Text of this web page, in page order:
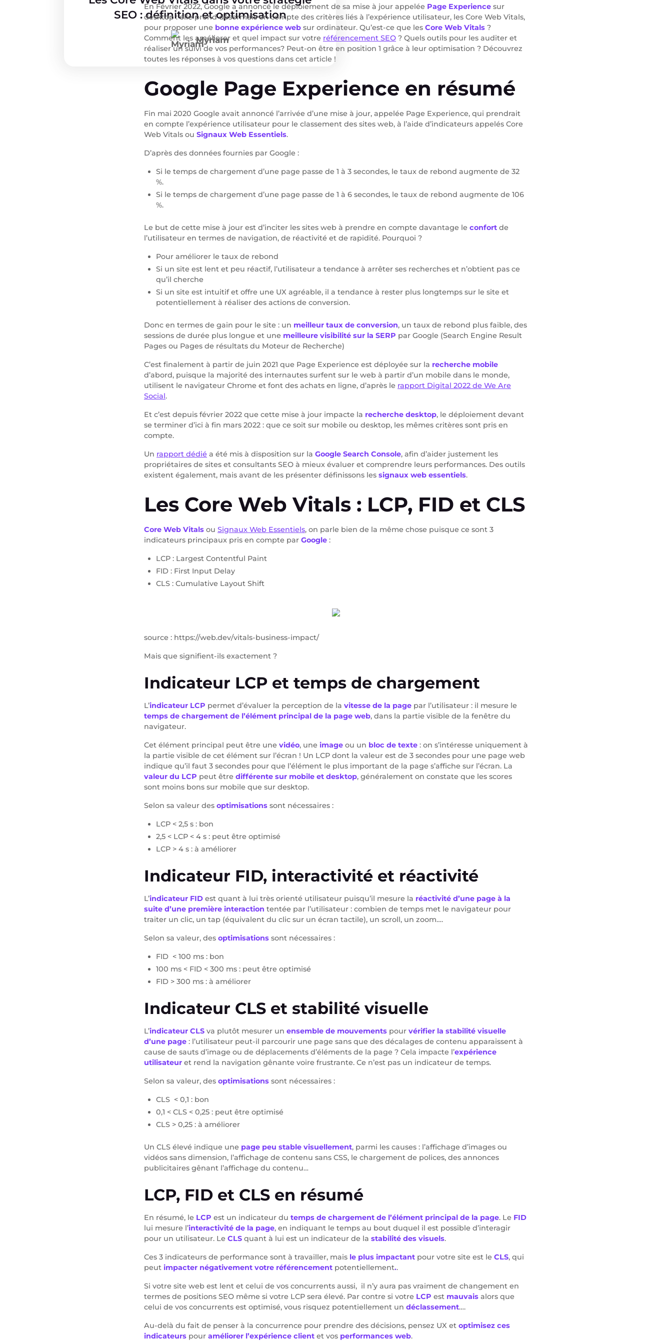
SEO : définition et optimisation
Myriam
En Février 2022, Google a annoncé le déploiement de sa mise à jour appelée Page Experience sur
desktop : elle prend désormais en compte des critères liés à l’expérience utilisateur, les Core Web Vitals,
pour proposer une bonne expérience web sur ordinateur. Qu’est-ce que les Core Web Vitals ?
Comment les améliorer et quel impact sur votre référencement SEO ? Quels outils pour les auditer et
réaliser un suivi de vos performances? Peut-on être en position 1 grâce à leur optimisation ? Découvrez
toutes les réponses à vos questions dans cet article !
Google Page Experience en résumé
Fin mai 2020 Google avait annoncé l’arrivée d’une mise à jour, appelée Page Experience, qui prendrait
en compte l’expérience utilisateur pour le classement des sites web, à l’aide d’indicateurs appelés Core
Web Vitals ou Signaux Web Essentiels.
D’après des données fournies par Google :
Si le temps de chargement d’une page passe de 1 à 3 secondes, le taux de rebond augmente de 32
%.
Si le temps de chargement d’une page passe de 1 à 6 secondes, le taux de rebond augmente de 106
%.
Le but de cette mise à jour est d’inciter les sites web à prendre en compte davantage le confort de
l’utilisateur en termes de navigation, de réactivité et de rapidité. Pourquoi ?
Pour améliorer le taux de rebond
Si un site est lent et peu réactif, l’utilisateur a tendance à arrêter ses recherches et n’obtient pas ce
qu’il cherche
Si un site est intuitif et offre une UX agréable, il a tendance à rester plus longtemps sur le site et
potentiellement à réaliser des actions de conversion.
Donc en termes de gain pour le site : un meilleur taux de conversion, un taux de rebond plus faible, des
sessions de durée plus longue et une meilleure visibilité sur la SERP par Google (Search Engine Result
Pages ou Pages de résultats du Moteur de Recherche)
C’est finalement à partir de juin 2021 que Page Experience est déployée sur la recherche mobile
d’abord, puisque la majorité des internautes surfent sur le web à partir d’un mobile dans le monde,
utilisent le navigateur Chrome et font des achats en ligne, d’après le rapport Digital 2022 de We Are
Social.
Et c’est depuis février 2022 que cette mise à jour impacte la recherche desktop, le déploiement devant
se terminer d’ici à fin mars 2022 : que ce soit sur mobile ou desktop, les mêmes critères sont pris en
compte.
Un rapport dédié a été mis à disposition sur la Google Search Console, afin d’aider justement les
propriétaires de sites et consultants SEO à mieux évaluer et comprendre leurs performances. Des outils
existent également, mais avant de les présenter définissons les signaux web essentiels.
Les Core Web Vitals : LCP, FID et CLS
Core Web Vitals ou Signaux Web Essentiels, on parle bien de la même chose puisque ce sont 3
indicateurs principaux pris en compte par Google :
LCP : Largest Contentful Paint
FID : First Input Delay
CLS : Cumulative Layout Shift
source : https://web.dev/vitals-business-impact/
Mais que signifient-ils exactement ?
Indicateur LCP et temps de chargement
L’indicateur LCP permet d’évaluer la perception de la vitesse de la page par l’utilisateur : il mesure le
temps de chargement de l’élément principal de la page web, dans la partie visible de la fenêtre du
navigateur.
Cet élément principal peut être une vidéo, une image ou un bloc de texte : on s’intéresse uniquement à
la partie visible de cet élément sur l’écran ! Un LCP dont la valeur est de 3 secondes pour une page web
indique qu’il faut 3 secondes pour que l’élément le plus important de la page s’affiche sur l’écran. La
valeur du LCP peut être différente sur mobile et desktop, généralement on constate que les scores
sont moins bons sur mobile que sur desktop.
Selon sa valeur des optimisations sont nécessaires :
LCP < 2,5 s : bon
2,5 < LCP < 4 s : peut être optimisé
LCP > 4 s : à améliorer
Indicateur FID, interactivité et réactivité
L’indicateur FID est quant à lui très orienté utilisateur puisqu’il mesure la réactivité d’une page à la
suite d’une première interaction tentée par l’utilisateur : combien de temps met le navigateur pour
traiter un clic, un tap (équivalent du clic sur un écran tactile), un scroll, un zoom….
Selon sa valeur, des optimisations sont nécessaires :
FID < 100 ms : bon
100 ms < FID < 300 ms : peut être optimisé
FID > 300 ms : à améliorer
Indicateur CLS et stabilité visuelle
L’indicateur CLS va plutôt mesurer un ensemble de mouvements pour vérifier la stabilité visuelle
d’une page : l’utilisateur peut-il parcourir une page sans que des décalages de contenu apparaissent à
cause de sauts d’image ou de déplacements d’éléments de la page ? Cela impacte l’expérience
utilisateur et rend la navigation gênante voire frustrante. Ce n’est pas un indicateur de temps.
Selon sa valeur, des optimisations sont nécessaires :
CLS < 0,1 : bon
0,1 < CLS < 0,25 : peut être optimisé
CLS > 0,25 : à améliorer
Un CLS élevé indique une page peu stable visuellement, parmi les causes : l’affichage d’images ou
vidéos sans dimension, l’affichage de contenu sans CSS, le chargement de polices, des annonces
publicitaires gênant l’affichage du contenu…
LCP, FID et CLS en résumé
En résumé, le LCP est un indicateur du temps de chargement de l’élément principal de la page. Le FID
lui mesure l’interactivité de la page, en indiquant le temps au bout duquel il est possible d’interagir
pour un utilisateur. Le CLS quant à lui est un indicateur de la stabilité des visuels.
Ces 3 indicateurs de performance sont à travailler, mais le plus impactant pour votre site est le CLS, qui
peut impacter négativement votre référencement potentiellement..
Si votre site web est lent et celui de vos concurrents aussi, il n’y aura pas vraiment de changement en
termes de positions SEO même si votre LCP sera élevé. Par contre si votre LCP est mauvais alors que
celui de vos concurrents est optimisé, vous risquez potentiellement un déclassement….
Au-delà du fait de penser à la concurrence pour prendre des décisions, pensez UX et optimisez ces
indicateurs pour améliorer l’expérience client et vos performances web.